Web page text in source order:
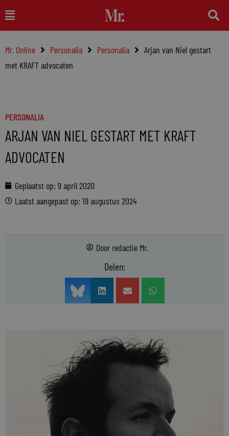
naar
inhoud
Main
Menu
Mr. Online Personalia Personalia
Arjan van Niel gestart
met KRAFT advocaten
PERSONALIA
ARJAN VAN NIEL GESTART MET KRAFT
ADVOCATEN
Geplaatst op: 9 april 2020
Laatst aangepast op: 19 augustus 2024
Door redactie Mr.
Delen: